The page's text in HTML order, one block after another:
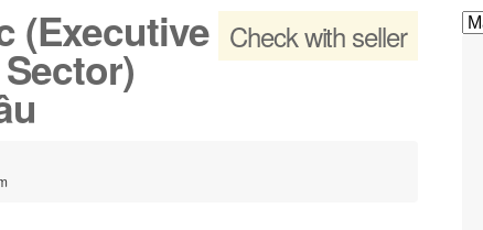
Check with seller
(Executive